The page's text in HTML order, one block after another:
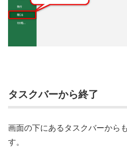
タスクバーから終了
画面の下にあるタスクバーから
す。